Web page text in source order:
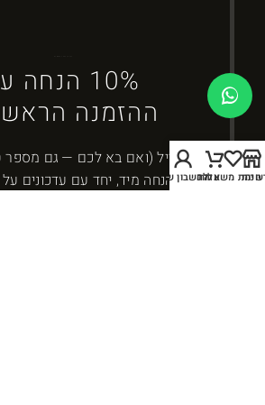
10% הנחה
ההזמנה
השאירו מייל (ואם בא לכם — גם מספר
את קוד ההנחה מיד, יחד עם עדכונים
חנות משאלות
עגלה
החשבון שלי